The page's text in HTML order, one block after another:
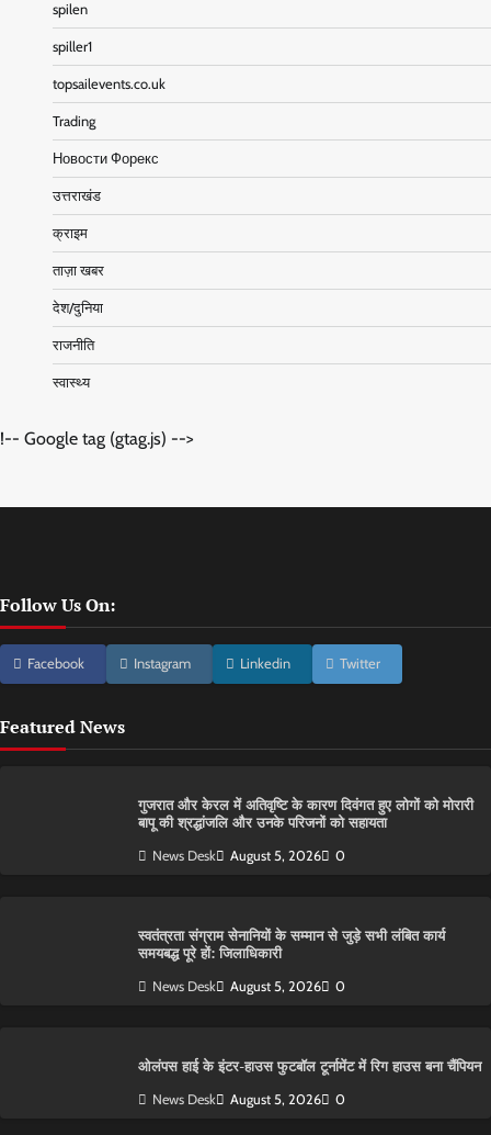
spilen
spiller1
topsailevents.co.uk
Trading
Новости Форекс
उत्तराखंड
क्राइम
ताज़ा खबर
देश/दुनिया
राजनीति
स्वास्थ्य
!-- Google tag (gtag.js) -->
Follow Us On:
Facebook Instagram Linkedin Twitter
Featured News
गुजरात और केरल में अतिवृष्टि के कारण दिवंगत हुए लोगों को मोरारी
बापू की श्रद्धांजलि और उनके परिजनों को सहायता
News Desk August 5, 2026 0
स्वतंत्रता संग्राम सेनानियों के सम्मान से जुड़े सभी लंबित कार्य
समयबद्ध पूरे हों: जिलाधिकारी
News Desk August 5, 2026 0
ओलंपस हाई के इंटर-हाउस फुटबॉल टूर्नामेंट में रिग हाउस बना चैंपियन
News Desk August 5, 2026 0